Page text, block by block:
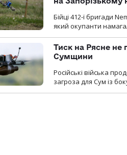
Бійці 412-ї бригади
який окупанти
Тиск на Рясне не
Сумщини
Російські війська
загроза для Сум із